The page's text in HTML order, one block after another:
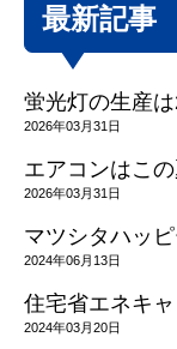
最新記事
蛍光灯の生産は
2026年03月31日
エアコンはこの
2026年03月31日
マツシタハッ
2024年06月13日
住宅省エネキャ
2024年03月20日